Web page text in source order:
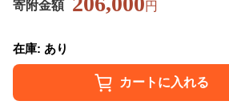
寄附金額 円
在庫: あり